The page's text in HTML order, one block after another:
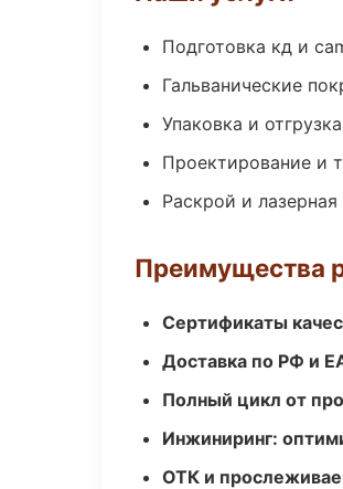
Подготовка кд и
Гальванические
Упаковка и
Проектирование и
Раскрой и лазерная
Преимущества
Сертификаты
Доставка по РФ и
Полный цикл от
Инжиниринг:
ОТК и